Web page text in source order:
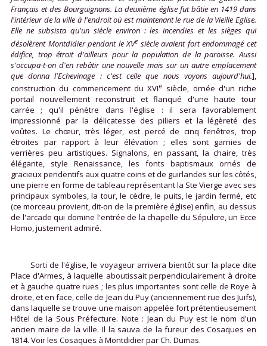
Français et des Bourguignons. La deuxième église fut bâtie en 1419 dans
l'intérieur de la ville à l'endroit où est maintenant le rue de la Vieille Eglise.
Elle ne subsista qu'un siècle environ : les incendies et les sièges qui
désolèrent Montdidier pendant le XVe siècle avaient fort endommagé cet
édifice, trop étroit d'ailleurs pour la population de la paroisse. Aussi
s'occupa-t-on d'en rebâtir une nouvelle mais sur un autre emplacement
que donna l'Echevinage : c'est celle que nous voyons aujourd'hui.],
construction du commencement du XVIe siècle, ornée d'un riche
portail nouvellement reconstruit et flanqué d'une haute tour
carrée ; qu'il pénètre dans l'église : il sera favorablement
impressionné par la délicatesse des piliers et la légèreté des
voûtes. Le chœur, très léger, est percé de cinq fenêtres, trop
étroites par rapport à leur élévation ; elles sont garnies de
verrières peu artistiques. Signalons, en passant, la chaire, très
élégante, style Renaissance, les fonts baptismaux ornés de
gracieux pendentifs aux quatre coins et de guirlandes sur les côtés,
une pierre en forme de tableau représentant la Ste Vierge avec ses
principaux symboles, la tour, le cèdre, le puits, le jardin fermé, etc
(ce morceau provient, dit-on de la première église) enfin, au dessus
de l'arcade qui domine l'entrée de la chapelle du Sépulcre, un Ecce
Homo, justement admiré.
Sorti de l'église, le voyageur arrivera bientôt sur la place dite
Place d'Armes, à laquelle aboutissait perpendiculairement à droite
et à gauche quatre rues ; les plus importantes sont celle de Roye à
droite, et en face, celle de Jean du Puy (anciennement rue des Juifs),
dans laquelle se trouve une maison appelée fort prétentieusement
Hôtel de la Sous Préfecture. Note : Jean du Puy est le nom d'un
ancien maire de la ville. Il la sauva de la fureur des Cosaques en
1814. Voir les Cosaques à Montdidier par Ch. Dumas.